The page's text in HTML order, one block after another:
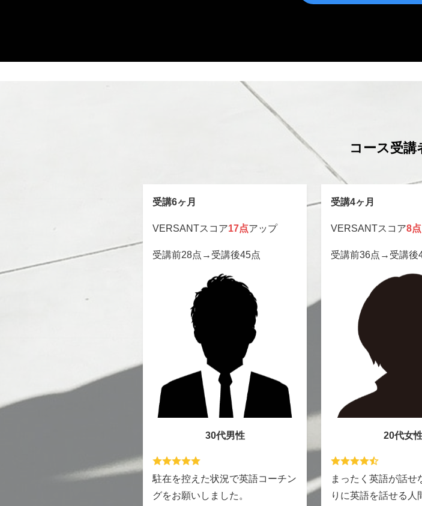
コース受講
受講6ヶ月
VERSANTスコア17点アップ
受講前28点→受講後45点
30代男性
駐在を控えた状況で英語コーチン
グをお願いしました。
受講4ヶ月
VERSANTスコア8点
受講前36点→受講後
20代女
まったく英語が話せ
りに英語を話せる人